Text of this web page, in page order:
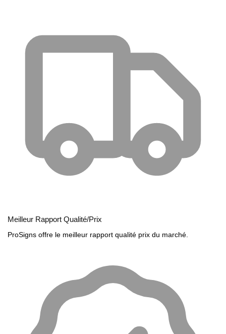
Meilleur Rapport Qualité/Prix
ProSigns offre le meilleur rapport qualité prix du marché.